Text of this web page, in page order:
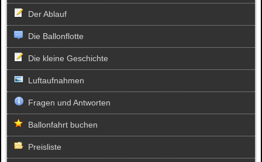
Der Ablauf
Die Ballonflotte
Die kleine Geschichte
Luftaufnahmen
Fragen und Antworten
Ballonfahrt buchen
Preisliste